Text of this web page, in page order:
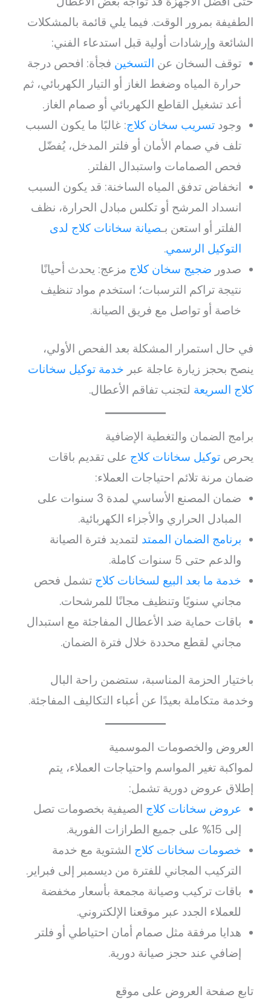
الطفيفة بمرور الوقت. فيما يلي قائمة بالمشكلات
الشائعة وإرشادات أولية قبل استدعاء الفني:
توقف السخان عن التسخين فجأة: افحص درجة
حرارة المياه وضغط الغاز أو التيار الكهربائي، ثم
أعد تشغيل القاطع الكهربائي أو صمام الغاز.
وجودتسريب سخان كلاج: غالبًا ما يكون السبب
تلف في صمام الأمان أو فلتر المدخل، يُفضّل
فحص الصمامات واستبدال الفلتر.
انخفاض تدفق المياه الساخنة: قد يكون السبب
انسداد المرشح أو تكلس مبادل الحرارة، نظف
الفلتر أو استعن بـصيانة سخانات كلاج لدى
التوكيل الرسمي.
صدور ضجيج سخان كلاج مزعج: يحدث أحيانًا
نتيجة تراكم الترسبات؛ استخدم مواد تنظيف
خاصة أو تواصل مع فريق الصيانة.
في حال استمرار المشكلة بعد الفحص الأولي،
ينصح بحجز زيارة عاجلة عبر خدمة توكيل سخانات
كلاج السريعة لتجنب تفاقم الأعطال.
برامج الضمان والتغطية الإضافية
يحرصتوكيل سخانات كلاج على تقديم باقات
ضمان مرنة تلائم احتياجات العملاء:
ضمان المصنع الأساسي لمدة 3 سنوات على
المبادل الحراري والأجزاء الكهربائية.
برنامج الضمان الممتد لتمديد فترة الصيانة
والدعم حتى 5 سنوات كاملة.
خدمة ما بعد البيع لسخانات كلاج تشمل فحص
مجاني سنويًا وتنظيف مجانًا للمرشحات.
باقات حماية ضد الأعطال المفاجئة مع استبدال
مجاني لقطع محددة خلال فترة الضمان.
باختيار الحزمة المناسبة، ستضمن راحة البال
وخدمة متكاملة بعيدًا عن أعباء التكاليف المفاجئة.
العروض والخصومات الموسمية
لمواكبة تغير المواسم واحتياجات العملاء، يتم
إطلاق عروض دورية تشمل:
عروض سخانات كلاج الصيفية بخصومات تصل
إلى 15% على جميع الطرازات الفورية.
خصومات سخانات كلاج الشتوية مع خدمة
التركيب المجاني للفترة من ديسمبر إلى فبراير.
باقات تركيب وصيانة مجمعة بأسعار مخفضة
للعملاء الجدد عبر موقعنا الإلكتروني.
هدايا مرفقة مثل صمام أمان احتياطي أو فلتر
إضافي عند حجز صيانة دورية.
تابع صفحة العروض على موقع